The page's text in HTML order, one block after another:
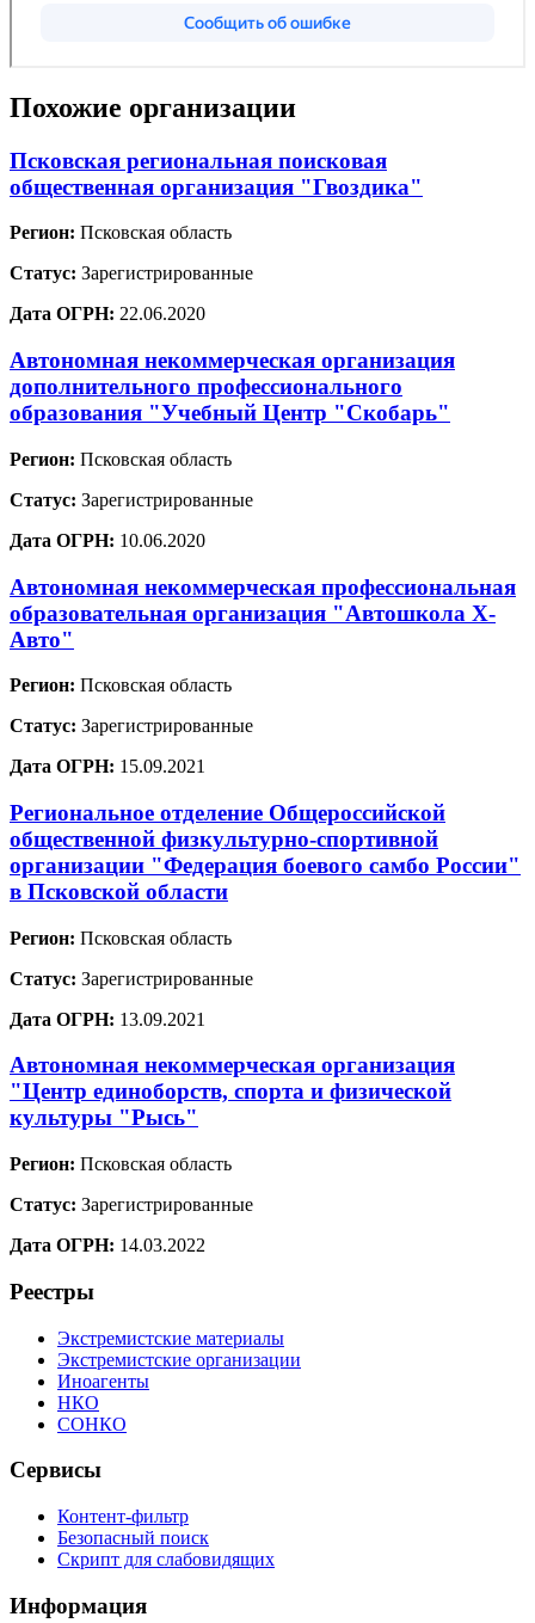
Похожие организации
Псковская региональная поисковая
общественная организация "Гвоздика"
Регион: Псковская область
Статус: Зарегистрированные
Дата ОГРН: 22.06.2020
Автономная некоммерческая организация
дополнительного профессионального
образования "Учебный Центр "Скобарь"
Регион: Псковская область
Статус: Зарегистрированные
Дата ОГРН: 10.06.2020
Автономная некоммерческая профессиональная
образовательная организация "Автошкола Х-
Авто"
Регион: Псковская область
Статус: Зарегистрированные
Дата ОГРН: 15.09.2021
Региональное отделение Общероссийской
общественной физкультурно-спортивной
организации "Федерация боевого самбо России"
в Псковской области
Регион: Псковская область
Статус: Зарегистрированные
Дата ОГРН: 13.09.2021
Автономная некоммерческая организация
"Центр единоборств, спорта и физической
культуры "Рысь"
Регион: Псковская область
Статус: Зарегистрированные
Дата ОГРН: 14.03.2022
Реестры
Экстремистские материалы
Экстремистские организации
Иноагенты
НКО
СОНКО
Сервисы
Контент-фильтр
Безопасный поиск
Скрипт для слабовидящих
Информация